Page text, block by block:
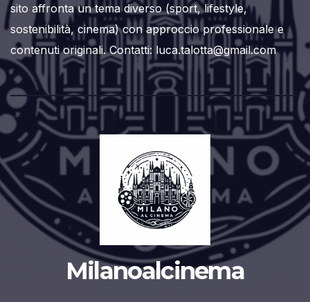
sito affronta un tema diverso (sport, lifestyle,
sostenibilità, cinema) con approccio professionale e
contenuti originali. Contatti: luca.talotta@gmail.com
Milanoalcinema